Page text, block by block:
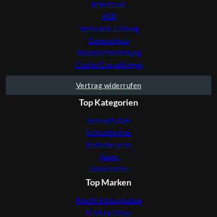
Impressum
AGB
Versand & Zahlung
Datenschutz
Widerrufsbelehrung
Cookie-Einstellungen
Vertrag widerrufen
Top Kategorien
Schnupftabak
Schnupfpulver
Gletscherprise
Vapes
Zahnstocher
Top Marken
Pöschl Schnupftabak
ELFA by Elfbar